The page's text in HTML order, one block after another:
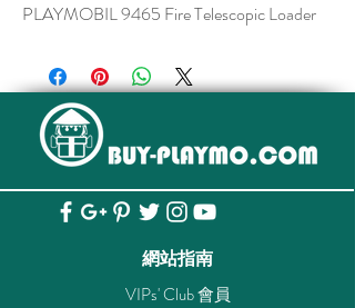
PLAYMOBIL 9465 Fire Telescopic Loader
網站指南
VIPs' Club 會員